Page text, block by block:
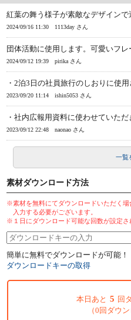
紅葉の舞う様子が素敵なデザイン
2024/09/16 11:30 1113day さん
団体活動に使用します。可愛いフレ
2024/09/12 19:39 pirika さん
・2泊3日の社員旅行のしおりに使用
2023/09/20 11:14 ishin5053 さん
・社内広報用資料に使わせていただ
2023/09/12 22:48 naonao さん
一覧
素材ダウンロード方法
※素材を無料にてダウンロードいただく場
入力する必要がございます。
※１日にダウンロード可能な回数が設定さ
簡単に無料でダウンロードが可能！
ダウンロードキーの取得
本日あと 5 回
（0回ダウ